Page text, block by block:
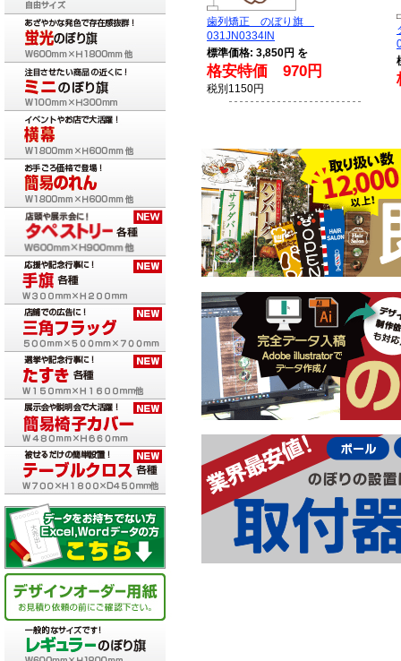
歯列矯正 のぼり旗
031JN0334IN
標準価格: 3,850円 を
格安特価 970円
税別1150円